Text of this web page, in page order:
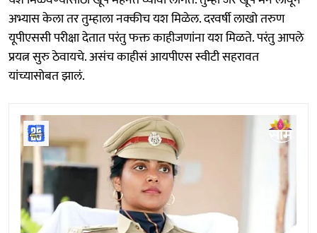
अभ्यास केला तर तुम्हाला नक्कीच यश मिळेल. दरवर्षी लाखो तरुण
यूपीएससी परीक्षा देतात परंतु फक्त काहीजणांना यश मिळते. परंतु आपले
प्रयत्न सुरु ठेवायचे. असंच काहीसं आयपीएस स्वीटी सहरावत
यांच्यासोबत झालं.